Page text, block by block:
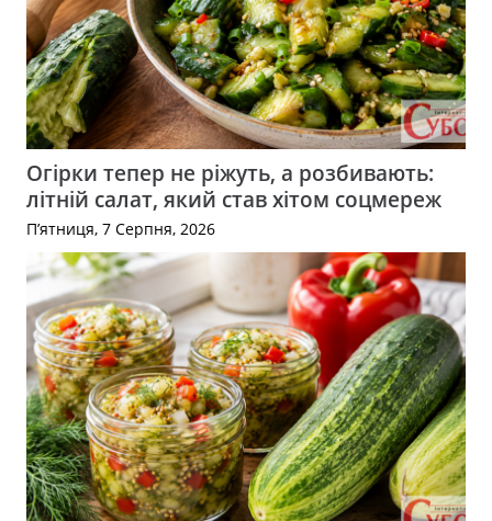
Огірки тепер не ріжуть, а розбивають:
літній салат, який став хітом соцмереж
П’ятниця, 7 Серпня, 2026